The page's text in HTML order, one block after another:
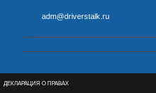
adm@driverstalk.ru
ДЕКЛАРАЦИЯ О ПРАВАХ